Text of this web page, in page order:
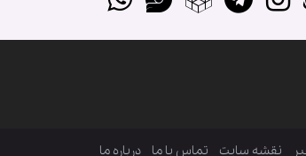
نقشه سایت تماس با ما درباره ما